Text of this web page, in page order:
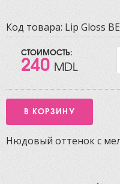
Код товара: Lip Gloss
СТОИМОСТЬ:
240 MDL
Нюдовый оттенок с